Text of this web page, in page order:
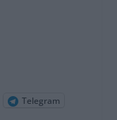
Telegram